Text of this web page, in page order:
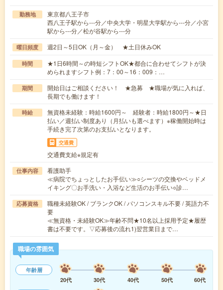
勤務地
東京都八王子市
西八王子駅から---分／中央大学・明星大学駅から---分／小宮
駅から---分／松が谷駅から---分
曜日頻度 週2日～5日OK（月～金） ★土日休みOK
時間
★1日6時間～の時短シフトOK★都合に合わせてシフトが決
められますシフト例：7：00～16：009：…
期間
開始日はご相談ください！ ★急募 ★職場が気に入れば、
長期でも働けます！
時給
無資格未経験：時給1600円～ 経験者：時給1800円～★日
払い／週払い制度あり（月払いも選べます）※稼働開始時は
手続き完了次第のお支払いとなります。
交通費
交通費支給※規定有
仕事内容
看護助手
≪病院でちょっとしたお手伝い≫○シーツの交換やベッドメ
イキング〇お手洗い・入浴など生活のお手伝い○診…
応募資格
職種未経験OK / ブランクOK / パソコンスキル不要 / 英語力不
要
≪無資格・未経験OK≫年齢不問★10名以上採用予定★履歴
書は不要です。▽応募後の流れ1)翌営業日まで…
職場の雰囲気
年齢層
20代
30代 40代 50代
60代